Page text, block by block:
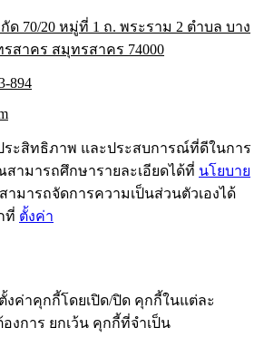
70/20 หมู่ที่ 1 ถ. พระราม 2 ตำบล บาง
สาคร สมุทรสาคร 74000
894
ระสิทธิภาพ และประสบการณ์ที่ดีในการ
ามารถศึกษารายละเอียดได้ที่ นโยบาย
ามารถจัดการความเป็นส่วนตัวเองได้
ที่ ตั้งค่า
ค่าคุกกี้โดยเปิด/ปิด คุกกี้ในแต่ละ
งการ ยกเว้น คุกกี้ที่จำเป็น